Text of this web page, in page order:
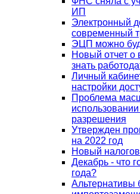
ИП
Электронный
современный
ЭЦП можно
Новый отчет о
знать
Личный
настройки
Проблема
разрешения
Утвержден
на 2022 год
Новый
Декабрь - что
года?
Альтернативы